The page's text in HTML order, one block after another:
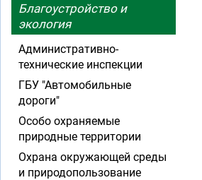
Благоустройство и
экология
Административно-
технические инспекции
ГБУ "Автомобильные
дороги"
Особо охраняемые
природные территории
Охрана окружающей среды
и природопользование